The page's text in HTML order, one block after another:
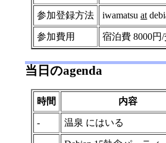
参加登録方法 iwamatsuat
参加費用 宿泊費 8000円
当日のagenda
時間 内容
- 温泉 にはいる